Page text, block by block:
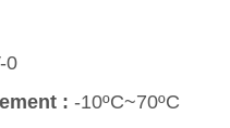
0
: -10ºC~70ºC